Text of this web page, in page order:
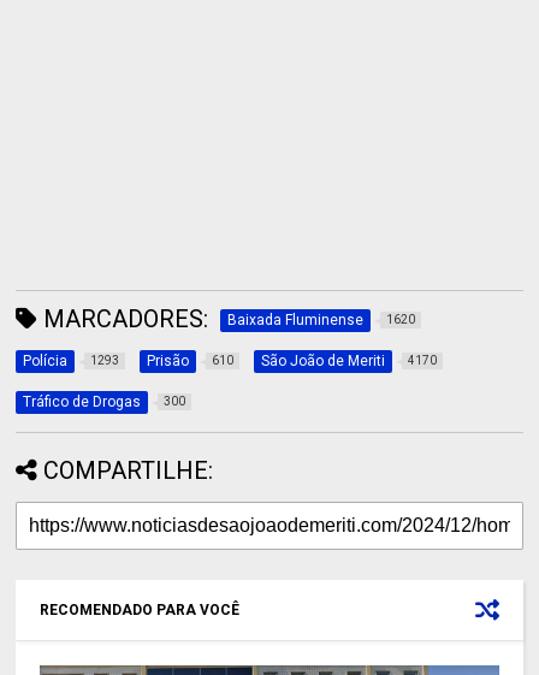
MARCADORES: Baixada Fluminense 1620
Polícia 1293 Prisão 610 São João de Meriti 4170
Tráfico de Drogas 300
COMPARTILHE:
RECOMENDADO PARA VOCÊ